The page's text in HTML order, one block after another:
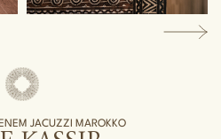
JACUZZI MAROKKO